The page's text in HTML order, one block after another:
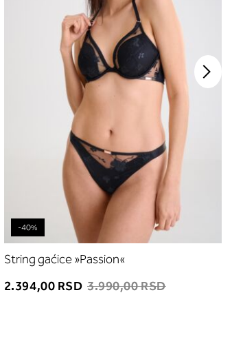
-40%
String gaćice »Passion«
2.394,00 RSD 3.990,00 RSD